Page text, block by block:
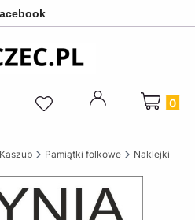
Produkty
Pamiątki folkowe Naklejki